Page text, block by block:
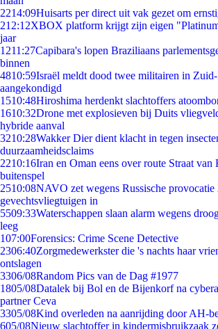
2214:09Huisarts per direct uit vak gezet om
212:12XBOX platform krijgt zijn eigen
jaar
1211:27Capibara's lopen Braziliaans
binnen
4810:59Israël meldt dood twee militairen in
aangekondigd
1510:48Hiroshima herdenkt slachtoffers
1610:32Drone met explosieven bij Duits
hybride aanval
3210:28Wakker Dier dient klacht in tegen
duurzaamheidsclaims
2210:16Iran en Oman eens over route Straat
buitenspel
2510:08NAVO zet wegens Russische provocatie
gevechtsvliegtuigen in
5509:33Waterschappen slaan alarm wegens
leeg
107:00Forensics: Crime Scene Detective
2306:40Zorgmedewerkster die 's nachts haar
ontslagen
3306/08Random Pics van de Dag #1977
1805/08Datalek bij Bol en de Bijenkorf na
partner Ceva
3305/08Kind overleden na aanrijding door AH-
605/08Nieuw slachtoffer in kindermisbruikzaak